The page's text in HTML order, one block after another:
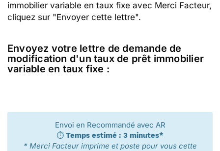
immobilier variable en taux fixe avec Merci Facteur,
cliquez sur "Envoyer cette lettre".
Envoyez votre lettre de demande de
modification d'un taux de prêt immobilier
variable en taux fixe :
Envoi en Recommandé avec AR
⏱️ Temps estimé : 3 minutes*
* Merci Facteur imprime et poste pour vous cette